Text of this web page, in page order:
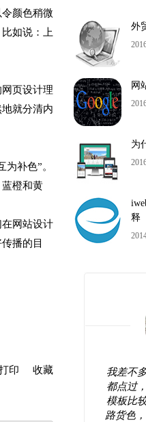
颜色稍微
如说：上
页设计理
就分清内
补色”。
橙和黄
网站设计
播的目
收藏
印
外
网
为
释
站看起来
我差不
都点过
模板比
路货色